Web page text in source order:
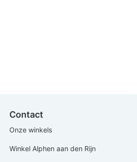
Contact
Onze winkels
Winkel Alphen aan den Rijn